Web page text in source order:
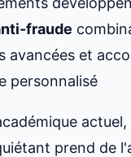
fraude
avancées et
personnalisé
actuel,
prend de